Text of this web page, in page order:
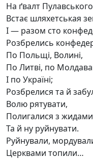
На ґвалт
Встає шляхетськая
І — разом сто
Розбрелись
По Польщі, Волині,
По Литві, по
І по Україні;
Розбрелися та й
Волю рятувати,
Полигалися з
Та й ну руйнувати.
Руйнували,
Церквами топили…